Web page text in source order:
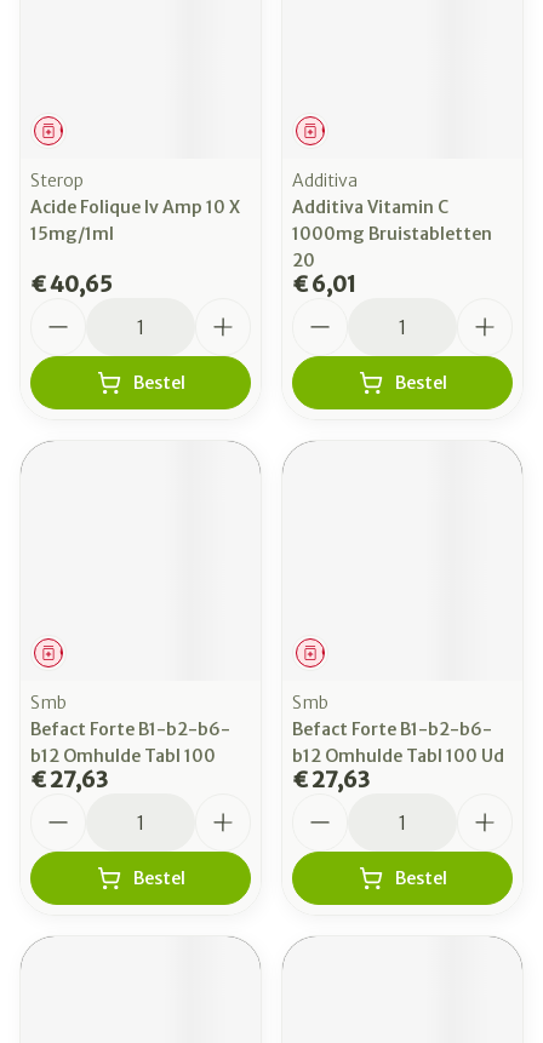
Geneesmiddel
Sterop
Acide Folique Iv Amp 10 X
15mg/1ml
€ 40,65
Bestel
Geneesmiddel
Additiva
Additiva Vitamin C
1000mg Bruistabletten
20
€ 6,01
Bestel
Geneesmiddel
Smb
Befact Forte B1-b2-b6-
b12 Omhulde Tabl 100
€ 27,63
Bestel
Geneesmiddel
Smb
Befact Forte B1-b2-b6-
b12 Omhulde Tabl 100 Ud
€ 27,63
Bestel